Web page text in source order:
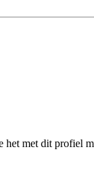
het met dit profiel